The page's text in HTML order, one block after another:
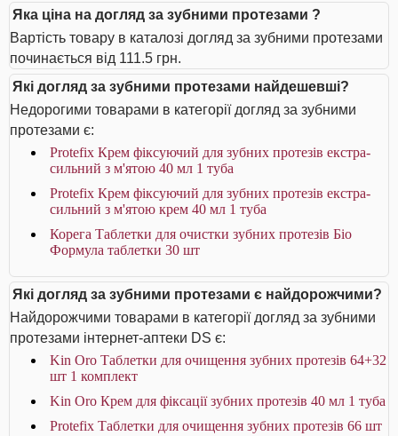
Яка ціна на догляд за зубними протезами ?
Вартість товару в каталозі догляд за зубними протезами
починається від 111.5 грн.
Які догляд за зубними протезами найдешевші?
Недорогими товарами в категорії догляд за зубними
протезами є:
Protefix Крем фіксуючий для зубних протезів екстра-
сильний з м'ятою 40 мл 1 туба
Protefix Крем фіксуючий для зубних протезів екстра-
сильний з м'ятою крем 40 мл 1 туба
Корега Таблетки для очистки зубних протезів Біо
Формула таблетки 30 шт
Які догляд за зубними протезами є найдорожчими?
Найдорожчими товарами в категорії догляд за зубними
протезами інтернет-аптеки DS є:
Kin Oro Таблетки для очищення зубних протезів 64+32
шт 1 комплект
Kin Oro Крем для фіксації зубних протезів 40 мл 1 туба
Protefix Таблетки для очищення зубних протезів 66 шт